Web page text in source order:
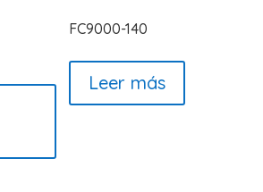
FC9000-140
Leer más